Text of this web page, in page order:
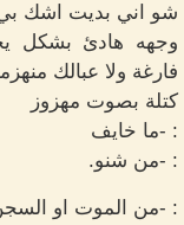
شو اني بديت اشك
وجهه هادئ بشكل
فارغة ولا عبالك
كتلة بصوت مهزوز
: -ما خايف
: -من شنو.
: -من الموت او